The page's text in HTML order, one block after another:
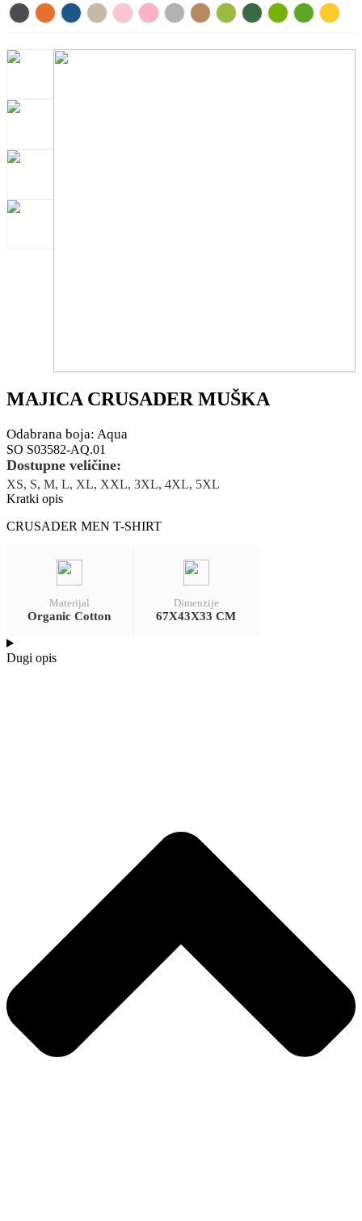
MAJICA CRUSADER MUŠKA
Odabrana boja: Aqua
SO S03582-AQ.01
Dostupne veličine:
XS, S, M, L, XL, XXL, 3XL, 4XL, 5XL
Kratki opis
CRUSADER MEN T-SHIRT
Materijal
Organic Cotton
Dimenzije
67X43X33 CM
Dugi opis